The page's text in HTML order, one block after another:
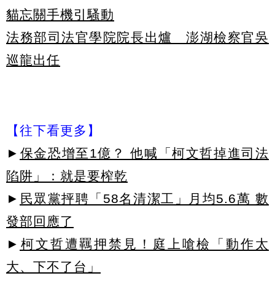
貓忘關手機引騷動
法務部司法官學院院長出爐 澎湖檢察官吳
巡龍出任
【往下看更多】
► 保金恐增至1億？ 他喊「柯文哲掉進司法
陷阱」：就是要榨乾
► 民眾黨抨聘「58名清潔工」月均5.6萬 數
發部回應了
► 柯文哲遭羈押禁見！庭上嗆檢「動作太
大、下不了台」